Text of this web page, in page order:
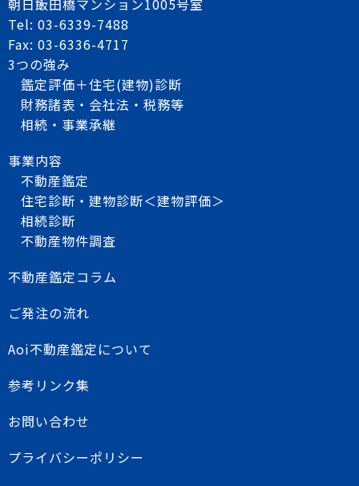
Tel: 03-6339-7488
Fax: 03-6336-4717
3つの強み
鑑定評価＋住宅(建物)診断
財務諸表・会社法・税務等
相続・事業承継
事業内容
不動産鑑定
住宅診断・建物診断＜建物評価＞
相続診断
不動産物件調査
不動産鑑定コラム
ご発注の流れ
Aoi不動産鑑定について
参考リンク集
お問い合わせ
プライバシーポリシー